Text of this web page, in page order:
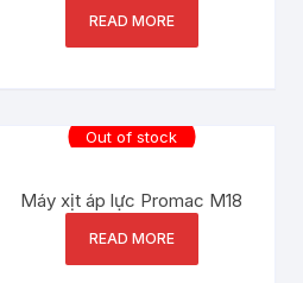
READ MORE
Out of stock
Máy xịt áp lực Promac M18
READ MORE